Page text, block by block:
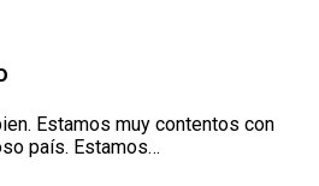
Estamos muy contentos con
país. Estamos…